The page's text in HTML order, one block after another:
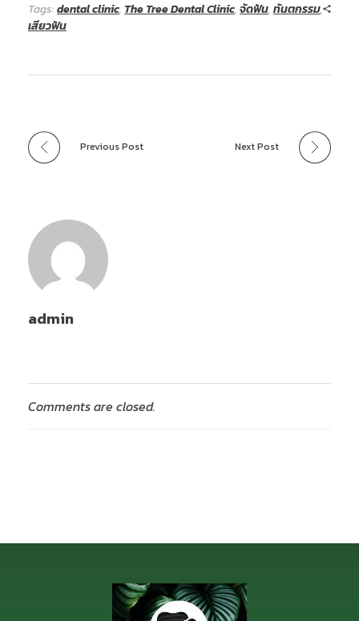
Tags:dental clinic,The Tree Dental Clinic,จัดฟัน,ทันตกรรม,
เสียวฟัน
Previous Post Next Post
admin
Comments are closed.